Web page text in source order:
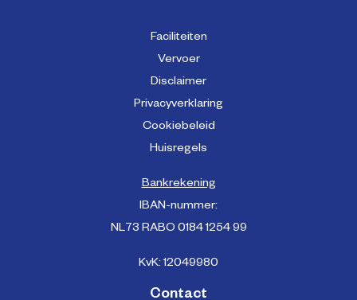
Faciliteiten
Vervoer
Disclaimer
Privacyverklaring
Cookiebeleid
Huisregels
Bankrekening
IBAN-nummer:
NL73 RABO 0184 1254 99
KvK: 12049980
Contact